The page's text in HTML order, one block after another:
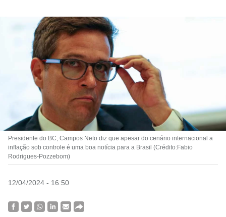
Presidente do BC, Campos Neto diz que apesar do cenário internacional a
inflação sob controle é uma boa notícia para a Brasil (Crédito:Fabio
Rodrigues-Pozzebom)
12/04/2024 - 16:50